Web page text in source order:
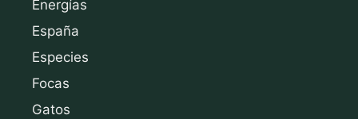
Energías
España
Especies
Focas
Gatos